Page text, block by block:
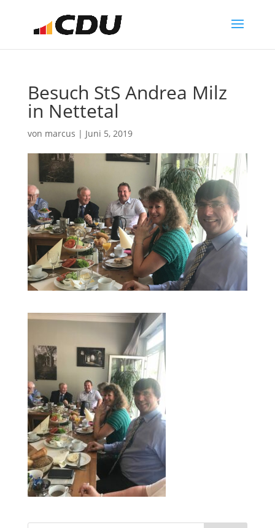
Besuch StS Andrea Milz
in Nettetal
von marcus | Juni 5, 2019